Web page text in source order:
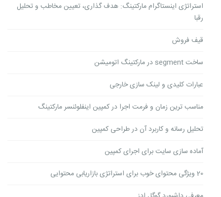
استراتژی اینستاگرام مارکتینگ: هدف گذاری، تعیین مخاطب و تحلیل
رقبا
قیف فروش
ساخت segment در مارکتینگ اتومیشن
عبارات کلیدی و لینک سازی خارجی
مناسب ترین زمان و فرمت اجرا در کمپین اینفلوئنسر مارکتینگ
تحلیل رسانه و کاربرد آن در طراحی کمپین
آماده سازی سایت برای اجرای کمپین
20 ویژگی محتوای خوب برای استراتژی بازاریابی محتوایی